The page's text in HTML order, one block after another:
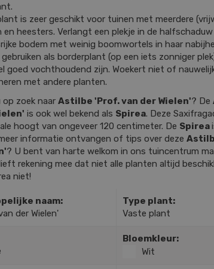
is zeer geschikt voor tuinen met meerdere
en heesters. Verlangt een plekje in de
bodem met weinig boomwortels in haar
als borderplant (op een iets zonniger
goed vochthoudend zijn. Woekert niet of
met andere planten.
op zoek naar Astilbe 'Prof. van der Wielen'? De
is ook wel bekend als Spirea. Deze
hoogt van ongeveer 120 centimeter. De Spirea
informatie ontvangen of tips over deze
? U bent van harte welkom in ons tuincentrum
rekening mee dat niet alle planten altijd
niet!
naam:
der Wielen'
Type plant:
Vaste plant
Bloemkleur:
Wit